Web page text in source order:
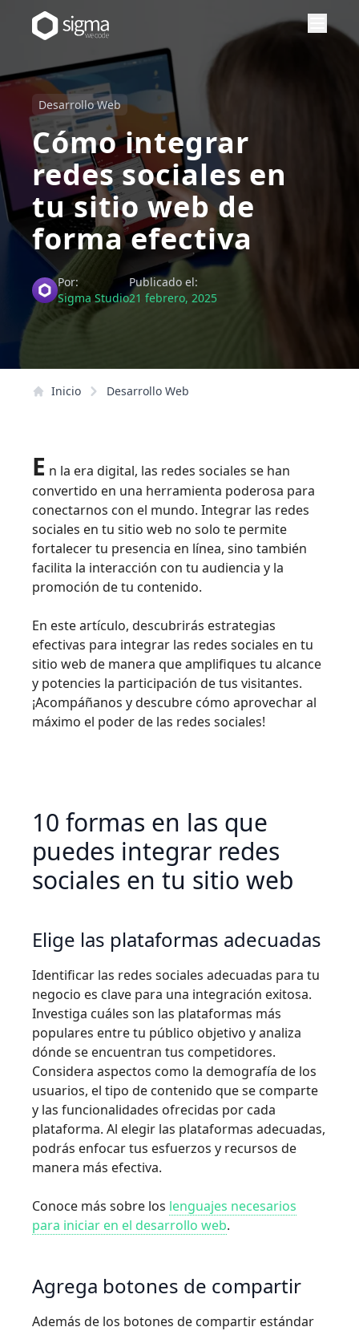
Desarrollo Web
Cómo integrar
redes sociales en
tu sitio web de
forma efectiva
Por:
Sigma Studio
Publicado el:
21 febrero, 2025
Inicio Desarrollo Web
E n la era digital, las redes sociales se han
convertido en una herramienta poderosa para
conectarnos con el mundo. Integrar las redes
sociales en tu sitio web no solo te permite
fortalecer tu presencia en línea, sino también
facilita la interacción con tu audiencia y la
promoción de tu contenido.
En este artículo, descubrirás estrategias
efectivas para integrar las redes sociales en tu
sitio web de manera que amplifiques tu alcance
y potencies la participación de tus visitantes.
¡Acompáñanos y descubre cómo aprovechar al
máximo el poder de las redes sociales!
10 formas en las que
puedes integrar redes
sociales en tu sitio web
Elige las plataformas adecuadas
Identificar las redes sociales adecuadas para tu
negocio es clave para una integración exitosa.
Investiga cuáles son las plataformas más
populares entre tu público objetivo y analiza
dónde se encuentran tus competidores.
Considera aspectos como la demografía de los
usuarios, el tipo de contenido que se comparte
y las funcionalidades ofrecidas por cada
plataforma. Al elegir las plataformas adecuadas,
podrás enfocar tus esfuerzos y recursos de
manera más efectiva.
Conoce más sobre los lenguajes necesarios
para iniciar en el desarrollo web.
Agrega botones de compartir
Además de los botones de compartir estándar